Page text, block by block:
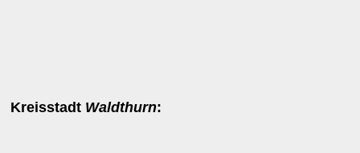
Kreisstadt Waldthurn: